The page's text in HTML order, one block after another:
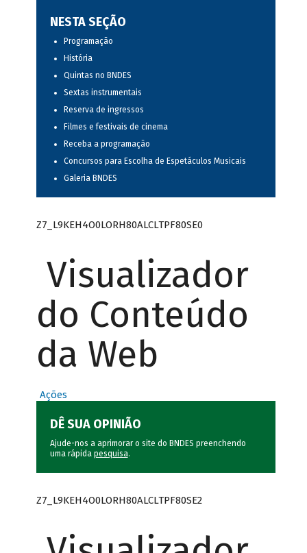
NESTA SEÇÃO
Programação
História
Quintas no BNDES
Sextas instrumentais
Reserva de ingressos
Filmes e festivais de cinema
Receba a programação
Concursos para Escolha de Espetáculos Musicais
Galeria BNDES
Z7_L9KEH4O0LORH80ALCLTPF80SE0
Visualizador
do Conteúdo
da Web
Ações
DÊ SUA OPINIÃO
Ajude-nos a aprimorar o site do BNDES preenchendo
uma rápida pesquisa.
Z7_L9KEH4O0LORH80ALCLTPF80SE2